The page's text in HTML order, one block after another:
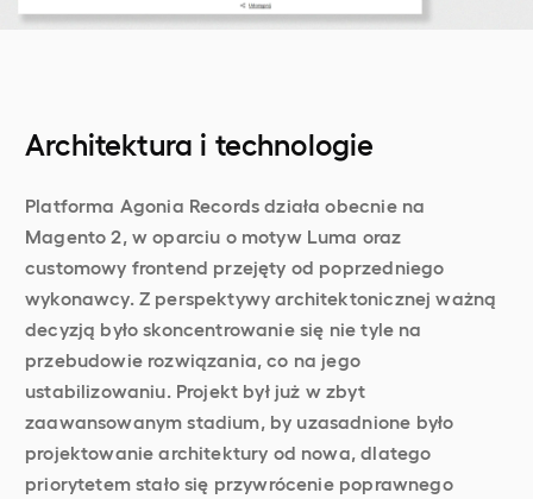
Architektura i technologie
Platforma Agonia Records działa obecnie na
Magento 2, w oparciu o motyw Luma oraz
customowy frontend przejęty od poprzedniego
wykonawcy. Z perspektywy architektonicznej ważną
decyzją było skoncentrowanie się nie tyle na
przebudowie rozwiązania, co na jego
ustabilizowaniu. Projekt był już w zbyt
zaawansowanym stadium, by uzasadnione było
projektowanie architektury od nowa, dlatego
priorytetem stało się przywrócenie poprawnego